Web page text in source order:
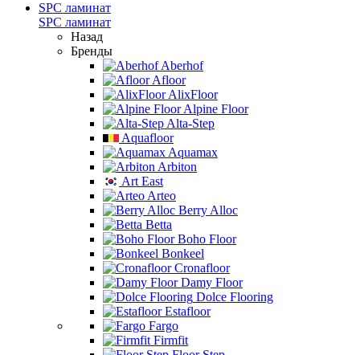
SPC ламинат
SPC ламинат
Назад
Бренды
Aberhof
Afloor
AlixFloor
Alpine Floor
Alta-Step
Aquafloor
Aquamax
Arbiton
Art East
Arteo
Berry Alloc
Betta
Boho Floor
Bonkeel
Cronafloor
Damy Floor
Dolce Flooring
Estafloor
Fargo
Firmfit